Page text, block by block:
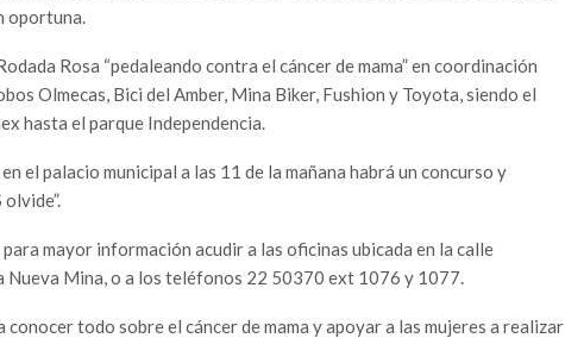
oportuna.
Rosa “pedaleando contra el cáncer de mama” en coordinación
Olmecas, Bici del Amber, Mina Biker, Fushion y Toyota, siendo el
hasta el parque Independencia.
el palacio municipal a las 11 de la mañana habrá un concurso y
para mayor información acudir a las oficinas ubicada en la calle
Nueva Mina, o a los teléfonos 22 50370 ext 1076 y 1077.
conocer todo sobre el cáncer de mama y apoyar a las mujeres a realizar